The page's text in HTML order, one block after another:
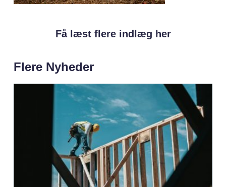
Få læst flere indlæg her
Flere Nyheder